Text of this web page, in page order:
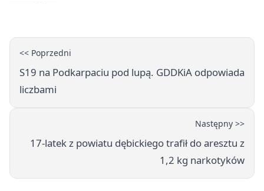
<< Poprzedni
S19 na Podkarpaciu pod lupą. GDDKiA odpowiada
liczbami
Następny >>
17-latek z powiatu dębickiego trafił do aresztu z
1,2 kg narkotyków